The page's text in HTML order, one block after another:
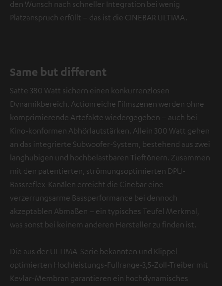
den Wunsch nach schneller Integration bei wenig
Platzanspruch erfüllt – das ist die CINEBAR ULTIMA.
Same but different
Satte 380 Watt sichern einen konkurrenzlosen
Dynamikbereich. Actionreiche Filmszenen werden ohne
komprimierende Artefakte wiedergegeben – auch bei
Kino-konformen Abhörlautstärken. Allein 300 Watt gehen
an das integrierte Subwoofer-System, bestehend aus zwei
langhubigen und hochbelastbaren Tieftönern. Zusammen
mit den patentierten, strömungsoptimierten DPU-
Bassreflex-Kanälen erreicht die Cinebar eine
verzerrungsarme Bassperformance bei dennoch
akzeptablen Abmaßen – ein typisches Teufel Merkmal,
was sonst bei keinem anderen Hersteller zu finden ist.
Die aus der ULTIMA-Serie bekannten und Klippel-
optimierten Hochleistungs-Fullrange-3,5-Zoll-Treiber mit
Kevlar-Membran garantieren ein hochdynamisches